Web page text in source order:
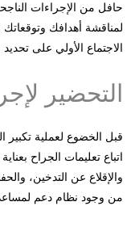
حافل من الإجراءات
لمناقشة أهدافك
الاجتماع الأولي على
التحضير
اتباع تعليمات الجراح
والإقلاع عن التدخين،
من وجود نظام دعم